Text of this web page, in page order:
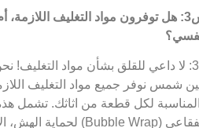
س3: هل توفرون مواد التغليف
ج3: لا داعي للقلق بشأن مواد
شمس نوفر جميع مواد التغليف
لكل قطعة من اثاثك. تشمل هذه